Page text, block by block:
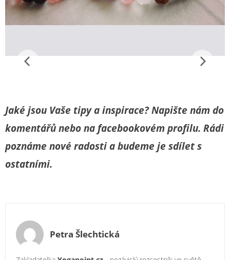
Jaké jsou Vaše tipy a inspirace? Napište nám do
komentářů nebo na facebookovém profilu. Rádi
poznáme nové radosti a budeme je sdílet s
ostatními.
Petra Šlechtická